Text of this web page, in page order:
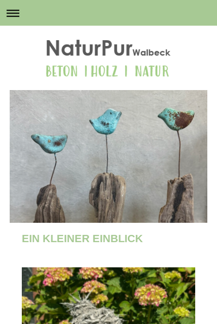
EIN KLEINER EINBLICK